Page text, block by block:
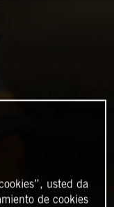
usted da
de cookies